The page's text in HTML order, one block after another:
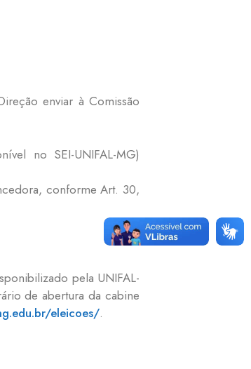
enviar à Comissão
no SEI-UNIFAL-MG)
conforme Art. 30,
pela UNIFAL-
de abertura da cabine
eleicoes/.